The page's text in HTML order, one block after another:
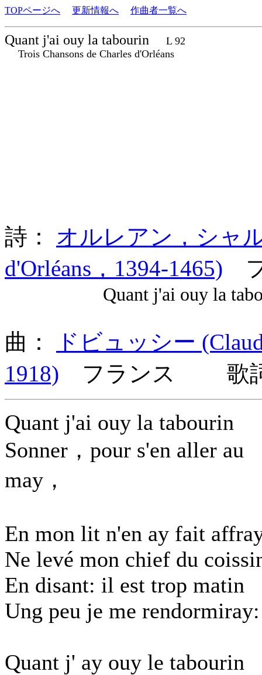
TOPページへ 更新情報へ 作曲者一覧へ
Quant j'ai ouy la tabourin
L 92
Trois Chansons de Charles d'Orléans
詩： オルレアン，シャ
d'Orléans，1394-1465)
Quant j'ai ouy la
曲：
ドビュッシー
1918) フランス 歌詞
Quant j'ai ouy la tabourin
Sonner，pour s'en aller au
may，
En mon lit n'en ay fait
Ne levé mon chief du
En disant: il est trop matin
Ung peu je me rendormiray:
Quant j' ay ouy le tabourin